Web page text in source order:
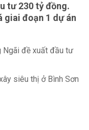
tư 230 tỷ đồng.
giai đoạn 1 dự án
Ngãi đề xuất đầu tư
siêu thị ở Bình Sơn